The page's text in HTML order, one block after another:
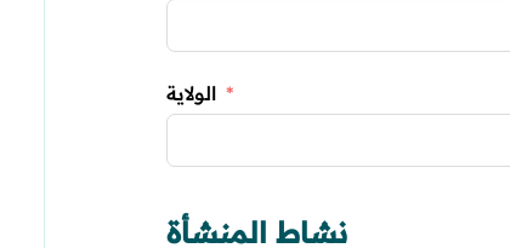
الولاية
نشاط المنشأة